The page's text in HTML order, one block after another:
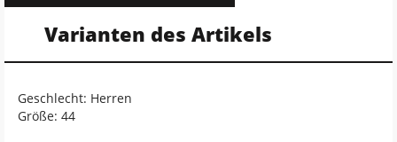
Varianten des Artikels
Geschlecht: Herren
Größe: 44